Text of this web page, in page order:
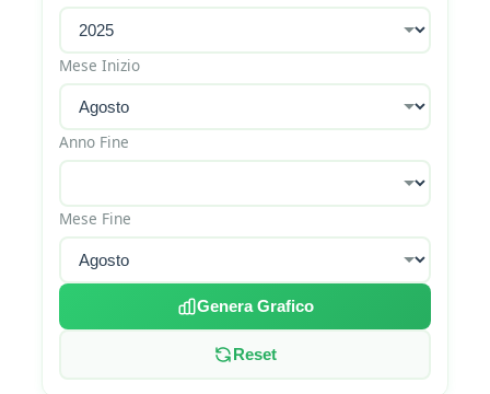
Mese Inizio
Anno Fine
Mese Fine
Genera Grafico
Reset